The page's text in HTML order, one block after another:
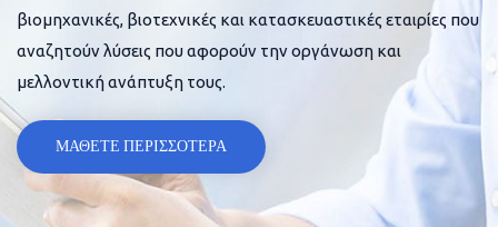
βιομηχανικές, βιοτεχνικές και κατασκευαστικές εταιρίες που
αναζητούν λύσεις που αφορούν την οργάνωση και
μελλοντική ανάπτυξη τους.
ΜΑΘΕΤΕ ΠΕΡΙΣΣΟΤΕΡΑ